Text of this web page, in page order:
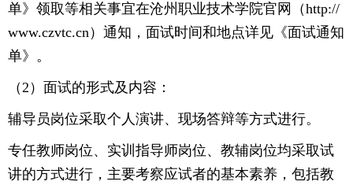
单》领取等相关事宜在沧州职业技术学院官网（http://
www.czvtc.cn）通知，面试时间和地点详见《面试通知
单》。
（2）面试的形式及内容：
辅导员岗位采取个人演讲、现场答辩等方式进行。
专任教师岗位、实训指导师岗位、教辅岗位均采取试
讲的方式进行，主要考察应试者的基本素养，包括教